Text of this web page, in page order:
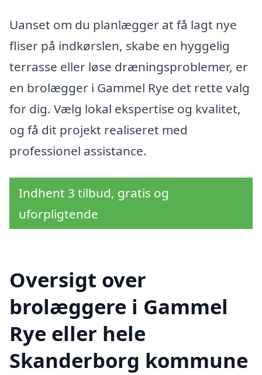
Uanset om du planlægger at få lagt nye
fliser på indkørslen, skabe en hyggelig
terrasse eller løse dræningsproblemer, er
en brolægger i Gammel Rye det rette valg
for dig. Vælg lokal ekspertise og kvalitet,
og få dit projekt realiseret med
professionel assistance.
Indhent 3 tilbud, gratis og
uforpligtende
Oversigt over
brolæggere i Gammel
Rye eller hele
Skanderborg kommune